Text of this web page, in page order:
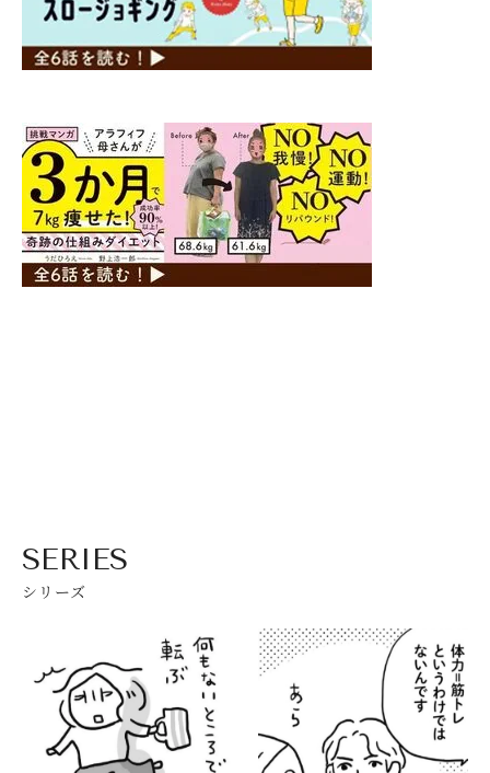
SERIES
シリーズ